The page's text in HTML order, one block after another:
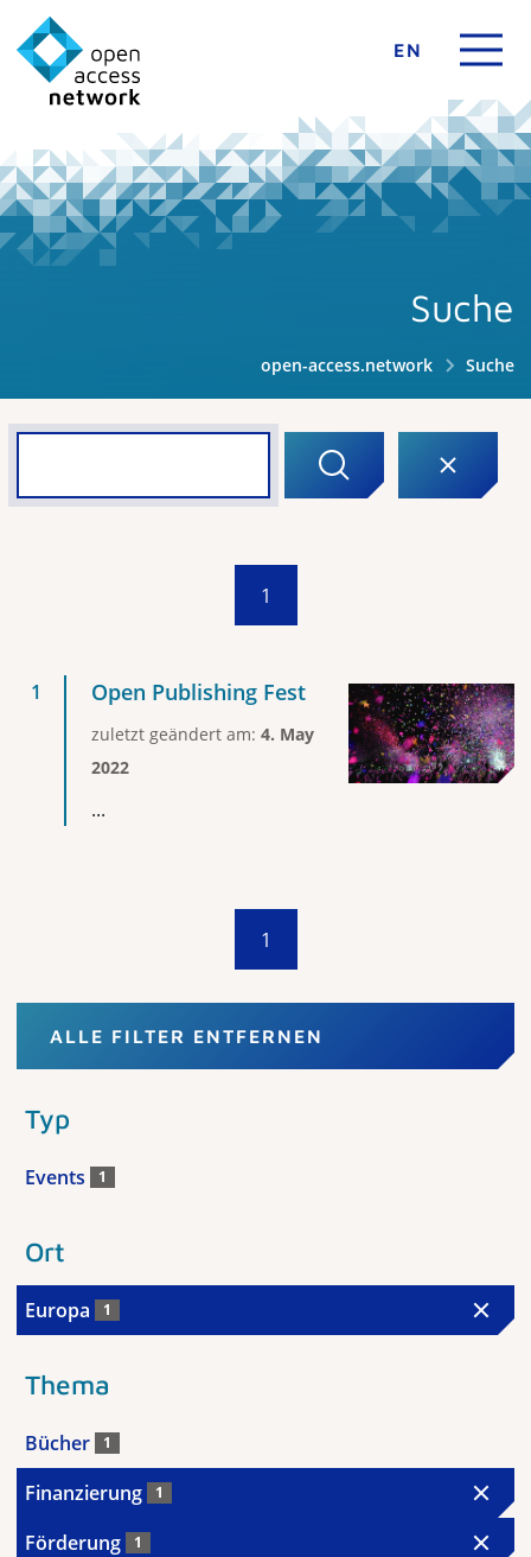
EN
Suche
open-access.network Suche
1
Open Publishing Fest
zuletzt geändert am: 4. May
2022
...
1
ALLE FILTER ENTFERNEN
Typ
Events 1
Ort
Europa 1
Thema
Bücher 1
Finanzierung 1
Förderung 1